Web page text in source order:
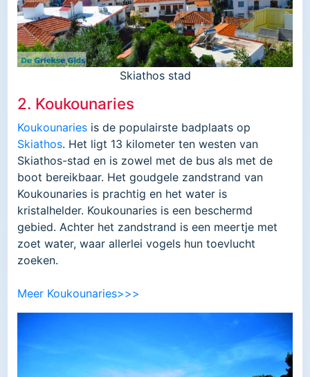
Skiathos stad
2. Koukounaries
Koukounaries is de populairste badplaats op
Skiathos. Het ligt 13 kilometer ten westen van
Skiathos-stad en is zowel met de bus als met de
boot bereikbaar. Het goudgele zandstrand van
Koukounaries is prachtig en het water is
kristalhelder. Koukounaries is een beschermd
gebied. Achter het zandstrand is een meertje met
zoet water, waar allerlei vogels hun toevlucht
zoeken.
Meer Koukounaries>>>